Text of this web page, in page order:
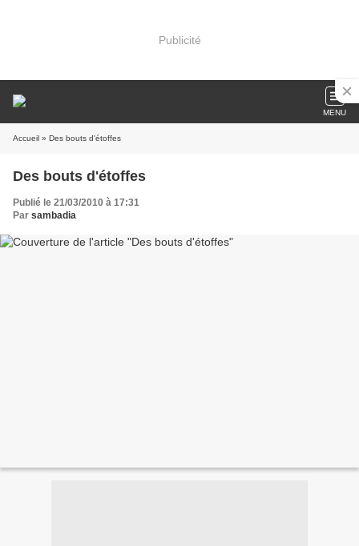
Publicité
MENU
Accueil » Des bouts d'étoffes
Des bouts d'étoffes
Publié le 21/03/2010 à 17:31
Par sambadia